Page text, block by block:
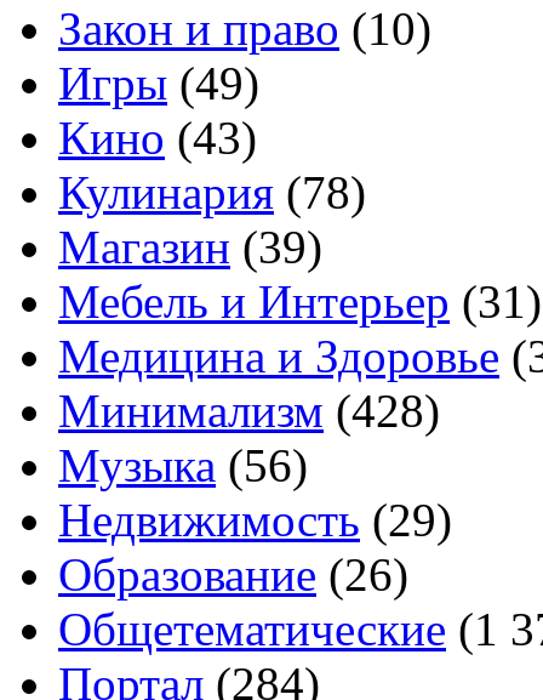
Закон и право (10)
Игры (49)
Кино (43)
Кулинария (78)
Магазин (39)
Мебель и Интерьер (31)
Медицина и Здоровье
Минимализм (428)
Музыка (56)
Недвижимость (29)
Образование (26)
Общетематические (1
Портал (284)